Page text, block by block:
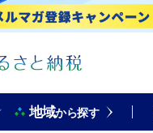
地域から探す